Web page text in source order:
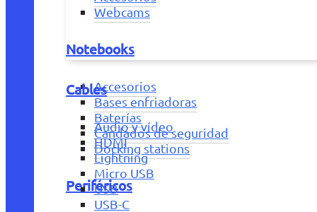
Webcams
Notebooks
Accesorios
Bases enfriadoras
Baterías
Candados de seguridad
Docking stations
Periféricos
Cables
Audio y vídeo
HDMI
Lightning
Micro USB
USB
USB-C